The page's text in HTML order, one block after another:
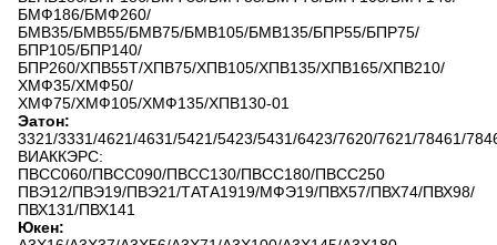
БМФ186/БМФ260/
БМВ35/БМВ55/БМВ75/БМВ105/БМВ135/БПР55/БПР75/
БПР105/БПР140/
БПР260/ХПВ55Т/ХПВ75/ХПВ105/ХПВ135/ХПВ165/ХПВ210/
ХМФ35/ХМФ50/
ХМФ75/ХМФ105/ХМФ135/ХПВ130-01
Эатон:
3321/3331/4621/4631/5421/5423/5431/6423/7620/7621/78461/
ВИАККЭРС:
ПВСС060/ПВСС090/ПВСС130/ПВСС180/ПВСС250
ПВЭ12/ПВЭ19/ПВЭ21/ТАТА1919/МФЭ19/ПВХ57/ПВХ74/ПВХ98/
ПВХ131/ПВХ141
Юкен: